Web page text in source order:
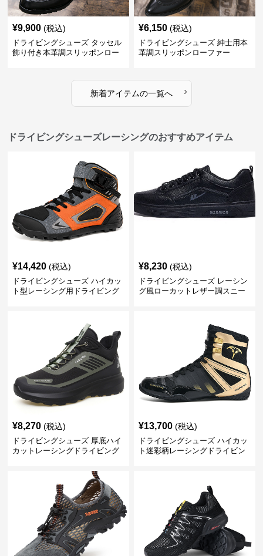
¥9,900 (税込)
ドライビングシューズ タッセル
飾り付き本革調スリッポンロー
¥6,150 (税込)
ドライビングシューズ 紳士用本
革調スリッポンローファー
新着アイテムの一覧へ ›
ドライビングシューズレーシングのおすすめアイテム
¥14,420 (税込)
ドライビングシューズ ハイカッ
ト型レーシング用ドライビング
¥8,230 (税込)
ドライビングシューズ レーシン
グ風ローカットレザー調スニー
¥8,270 (税込)
ドライビングシューズ 厚底ハイ
カットレーシングドライビング
¥13,700 (税込)
ドライビングシューズ ハイカッ
ト迷彩柄レーシングドライビン